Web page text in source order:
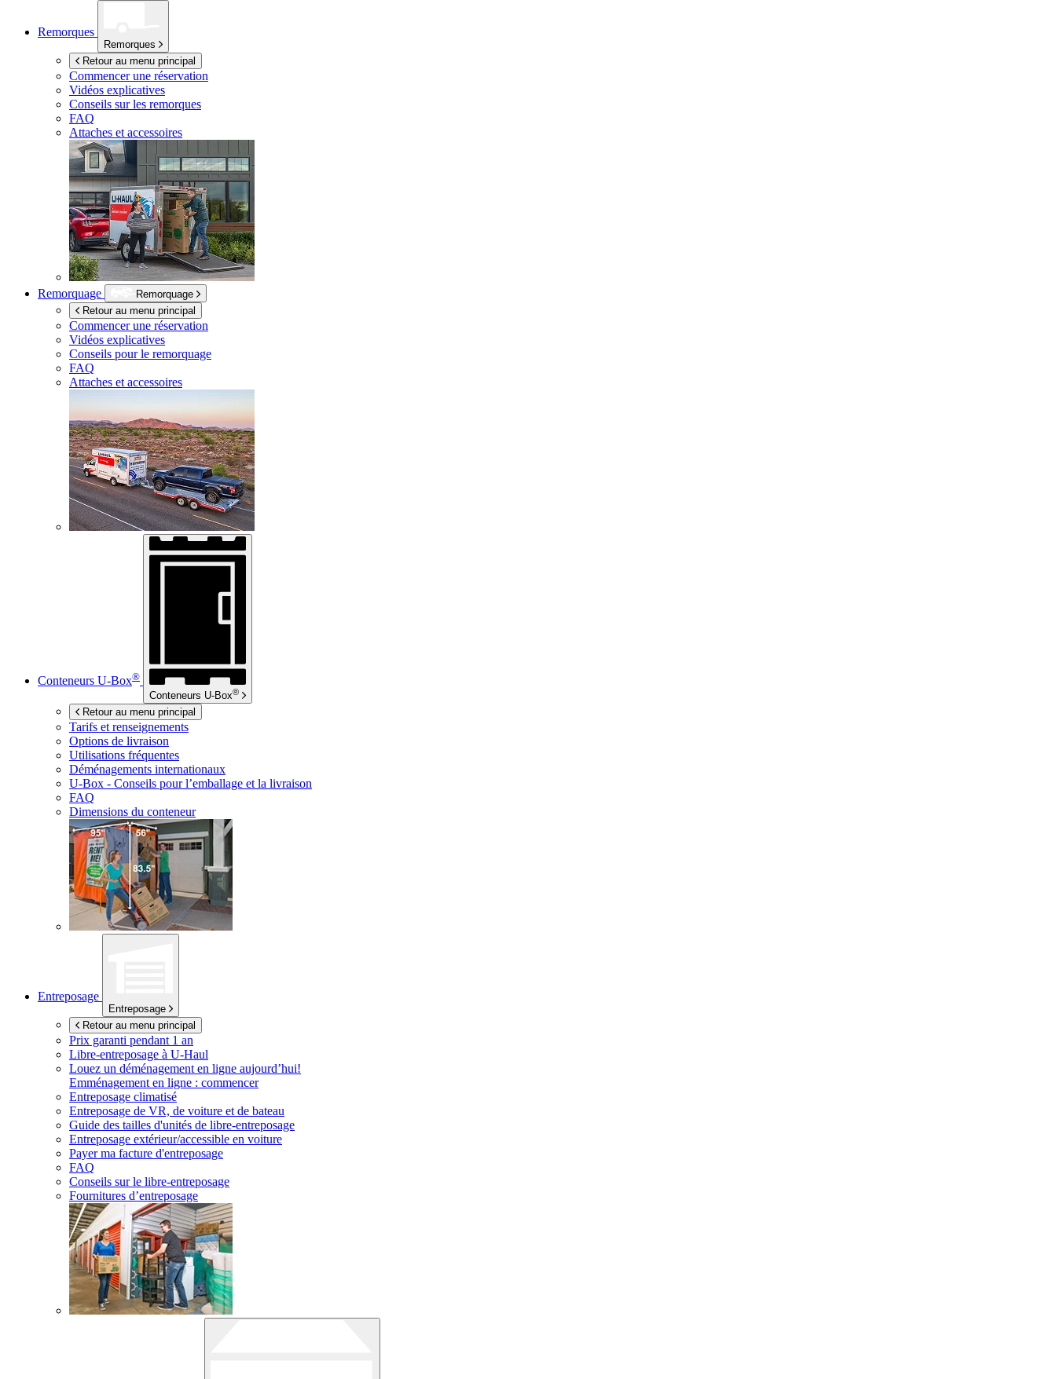
Remorques
Remorques
Retour au menu principal
Commencer une réservation
Vidéos explicatives
Conseils sur les remorques
FAQ
Attaches et accessoires
Remorquage
Remorquage
Retour au menu principal
Commencer une réservation
Vidéos explicatives
Conseils pour le remorquage
FAQ
Attaches et accessoires
Conteneurs U-Box®
Conteneurs U-Box®
Retour au menu principal
Tarifs et renseignements
Options de livraison
Utilisations fréquentes
Déménagements internationaux
U-Box - Conseils pour l’emballage et la livraison
FAQ
Dimensions du conteneur
Entreposage
Entreposage
Retour au menu principal
Prix garanti pendant 1 an
Libre-entreposage à U-Haul
Louez un déménagement en ligne aujourd’hui!
Emménagement en ligne : commencer
Entreposage climatisé
Entreposage de VR, de voiture et de bateau
Guide des tailles d'unités de libre-entreposage
Entreposage extérieur/accessible en voiture
Payer ma facture d'entreposage
FAQ
Conseils sur le libre-entreposage
Fournitures d’entreposage